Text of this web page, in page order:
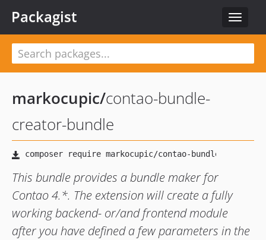
Toggle
Packagist
markocupic/contao-bundle-
creator-bundle
This bundle provides a bundle maker for
Contao 4.*. The extension will create a fully
working backend- or/and frontend module
after you have defined a few parameters in the